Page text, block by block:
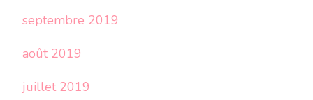
septembre 2019
août 2019
juillet 2019